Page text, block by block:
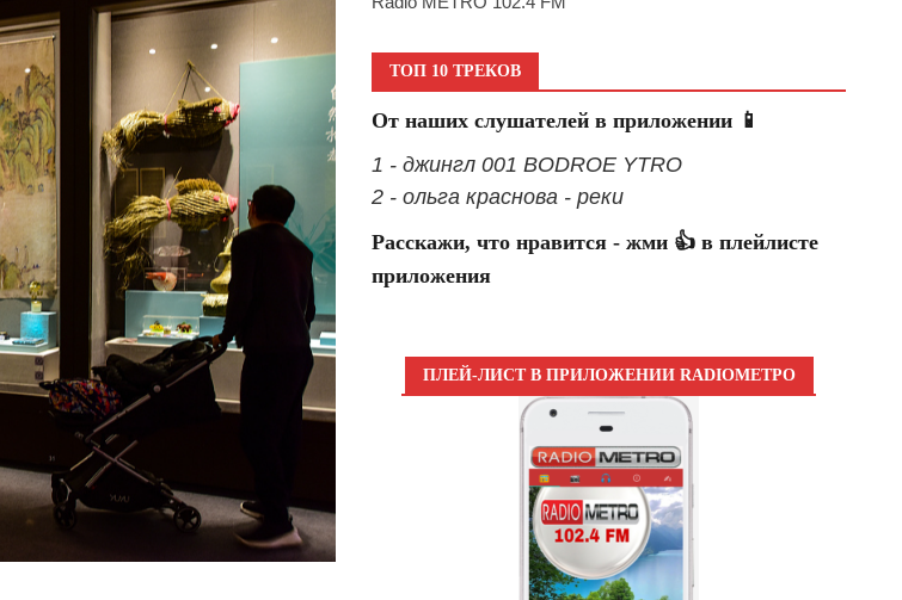
ТОП 10 ТРЕКОВ
От наших слушателей в приложении 📱
1 - джингл 001 BODROE YTRO
2 - ольга краснова - реки
Расскажи, что нравится - жми 👍 в плейлисте
приложения
ПЛЕЙ-ЛИСТ В ПРИЛОЖЕНИИ RADIOМЕТРО